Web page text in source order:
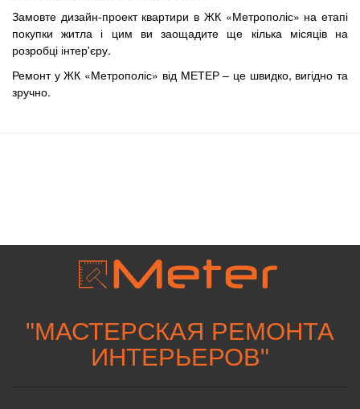
Замовте дизайн-проект квартири в ЖК «Метрополіс» на етапі
покупки житла і цим ви заощадите ще кілька місяців на
розробці інтер'єру.
Ремонт у ЖК «Метрополіс» від МЕТЕР – це швидко, вигідно та
зручно.
"МАСТЕРСКАЯ РЕМОНТА
ИНТЕРЬЕРОВ"